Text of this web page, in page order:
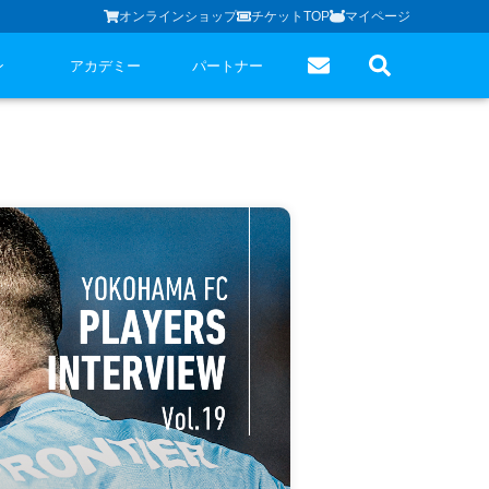
オンラインショップ チケットTOP マイページ
アカデミー パートナー